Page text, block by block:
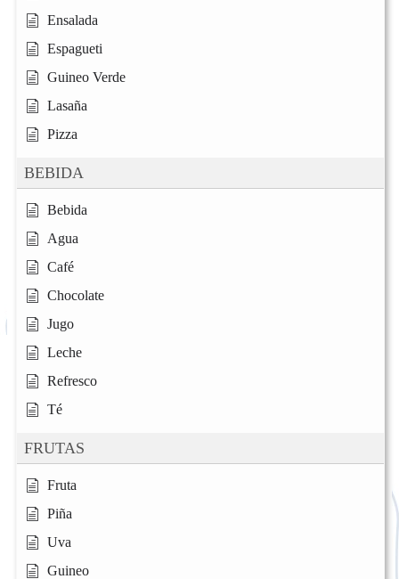
Ensalada
Espagueti
Guineo Verde
Lasaña
Pizza
BEBIDA
Bebida
Agua
Café
Chocolate
Jugo
Leche
Refresco
Té
FRUTAS
Fruta
Piña
Uva
Guineo